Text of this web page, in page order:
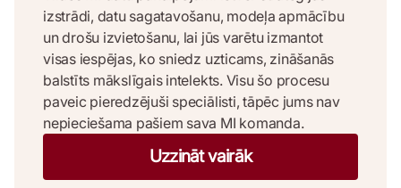
izstrādi, datu sagatavošanu, modeļa apmācību
un drošu izvietošanu, lai jūs varētu izmantot
visas iespējas, ko sniedz uzticams, zināšanās
balstīts mākslīgais intelekts. Visu šo procesu
paveic pieredzējuši speciālisti, tāpēc jums nav
nepieciešama pašiem sava MI komanda.
Uzzināt vairāk